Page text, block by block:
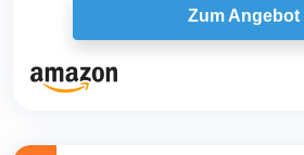
Zum Angebot